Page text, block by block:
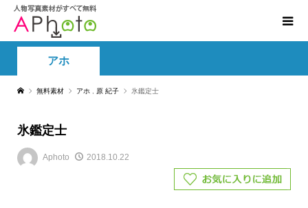
アホ
無料素材 アホ 原 紀子 氷鑑定士
氷鑑定士
Aphoto 2018.10.22